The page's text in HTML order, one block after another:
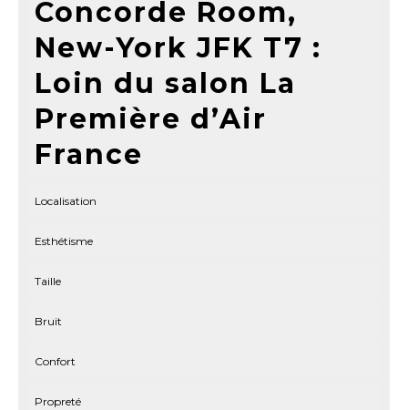
Concorde Room,
New-York JFK T7 :
Loin du salon La
Première d’Air
France
Localisation
Esthétisme
Taille
Bruit
Confort
Propreté